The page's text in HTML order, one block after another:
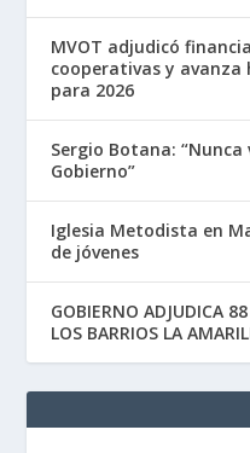
MVOT adjudicó
cooperativas y avanza
para 2026
Sergio Botana:
Gobierno”
Iglesia Metodista en
de jóvenes
GOBIERNO ADJUDICA
LOS BARRIOS LA